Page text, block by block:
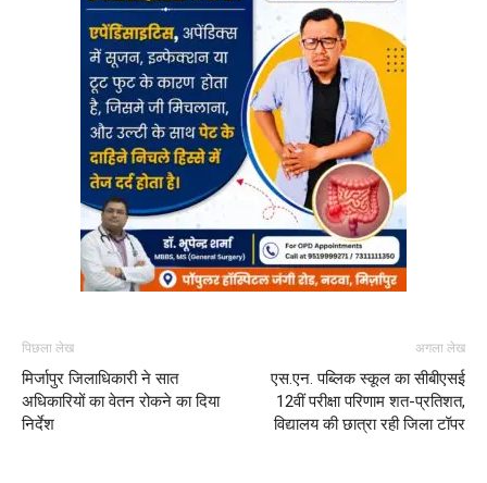
पिछला लेख
मिर्जापुर जिलाधिकारी ने सात
अधिकारियों का वेतन रोकने का दिया
निर्देश
अगला लेख
एस.एन. पब्लिक स्कूल का सीबीएसई
12वीं परीक्षा परिणाम शत-प्रतिशत,
विद्यालय की छात्रा रही जिला टॉपर